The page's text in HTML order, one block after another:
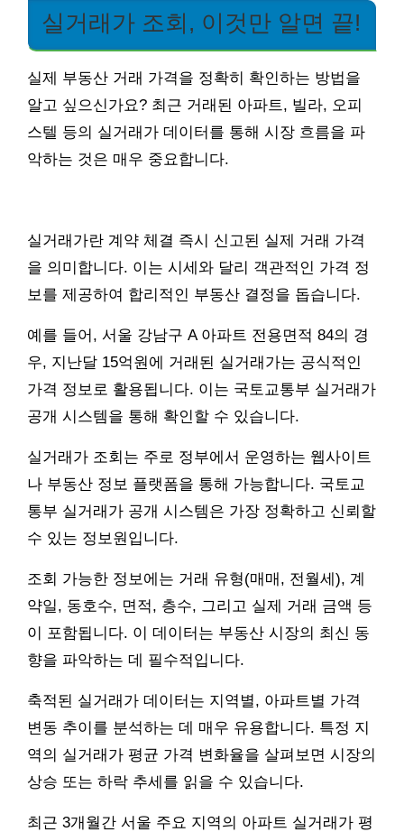
실거래가 조회, 이것만 알면 끝!
실제 부동산 거래 가격을 정확히 확인하는 방법을
알고 싶으신가요? 최근 거래된 아파트, 빌라, 오피
스텔 등의 실거래가 데이터를 통해 시장 흐름을 파
악하는 것은 매우 중요합니다.
실거래가란 계약 체결 즉시 신고된 실제 거래 가격
을 의미합니다. 이는 시세와 달리 객관적인 가격 정
보를 제공하여 합리적인 부동산 결정을 돕습니다.
예를 들어, 서울 강남구 A 아파트 전용면적 84의 경
우, 지난달 15억원에 거래된 실거래가는 공식적인
가격 정보로 활용됩니다. 이는 국토교통부 실거래가
공개 시스템을 통해 확인할 수 있습니다.
실거래가 조회는 주로 정부에서 운영하는 웹사이트
나 부동산 정보 플랫폼을 통해 가능합니다. 국토교
통부 실거래가 공개 시스템은 가장 정확하고 신뢰할
수 있는 정보원입니다.
조회 가능한 정보에는 거래 유형(매매, 전월세), 계
약일, 동호수, 면적, 층수, 그리고 실제 거래 금액 등
이 포함됩니다. 이 데이터는 부동산 시장의 최신 동
향을 파악하는 데 필수적입니다.
축적된 실거래가 데이터는 지역별, 아파트별 가격
변동 추이를 분석하는 데 매우 유용합니다. 특정 지
역의 실거래가 평균 가격 변화율을 살펴보면 시장의
상승 또는 하락 추세를 읽을 수 있습니다.
최근 3개월간 서울 주요 지역의 아파트 실거래가 평